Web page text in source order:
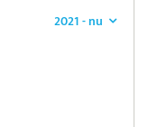
2021 - nu